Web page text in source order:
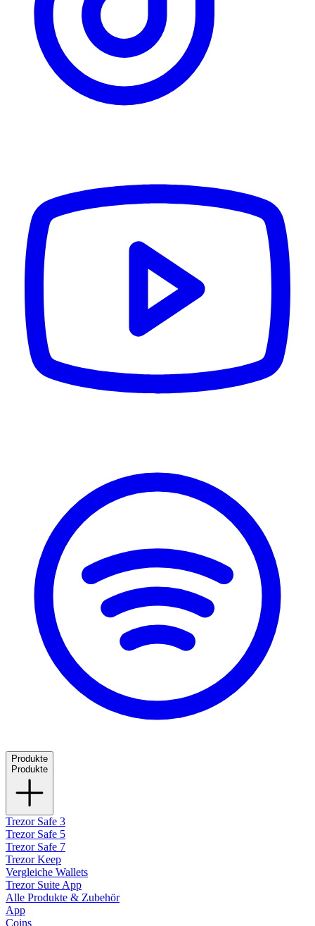
Produkte
Produkte
Trezor Safe 3
Trezor Safe 5
Trezor Safe 7
Trezor Keep
Vergleiche Wallets
Trezor Suite App
Alle Produkte & Zubehör
App
Coins